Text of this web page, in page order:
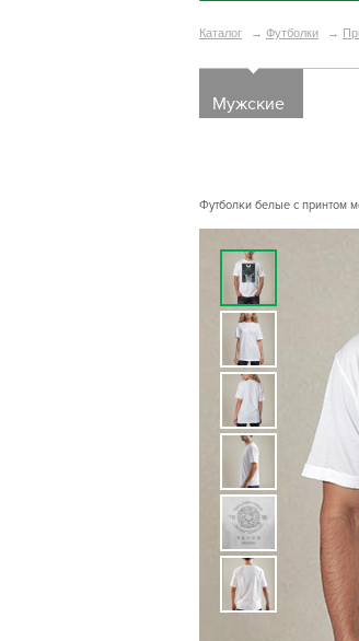
Каталог → Футболки →
Мужские
Футболки белые с принтом